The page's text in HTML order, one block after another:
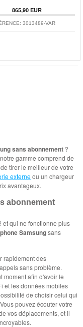
865,90EUR
3013489-VAR
sans abonnement ?
gamme comprend de
tirer le meilleur de votre
externeou un chargeur
avantageux.
abonnement
et qui ne fonctionne plus
Samsungsans
rapidement des
sans problème.
moment afin d'avoir le
et les données mobiles
de choisir celui qui
pouvez écouter votre
vos déplacements, et il